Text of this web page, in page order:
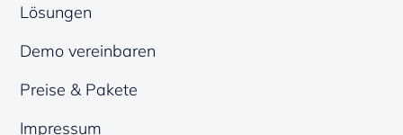
Lösungen
Demo vereinbaren
Preise & Pakete
Impressum